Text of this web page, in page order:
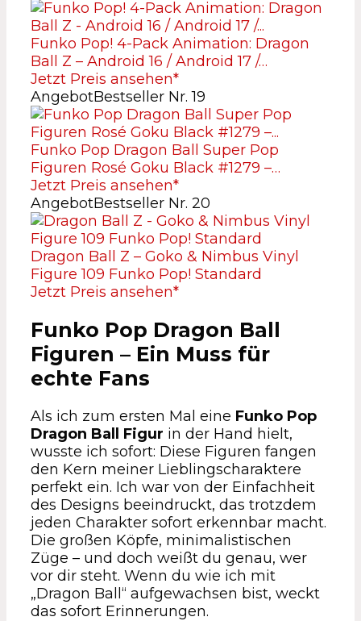
Funko Pop! 4-Pack Animation: Dragon
Ball Z – Android 16 / Android 17 /…
Jetzt Preis ansehen*
AngebotBestseller Nr. 19
Funko Pop Dragon Ball Super Pop
Figuren Rosé Goku Black #1279 –…
Jetzt Preis ansehen*
AngebotBestseller Nr. 20
Dragon Ball Z – Goko & Nimbus Vinyl
Figure 109 Funko Pop! Standard
Jetzt Preis ansehen*
Funko Pop Dragon Ball
Figuren – Ein Muss für
echte Fans
Als ich zum ersten Mal eine Funko Pop
Dragon Ball Figur in der Hand hielt,
wusste ich sofort: Diese Figuren fangen
den Kern meiner Lieblingscharaktere
perfekt ein. Ich war von der Einfachheit
des Designs beeindruckt, das trotzdem
jeden Charakter sofort erkennbar macht.
Die großen Köpfe, minimalistischen
Züge – und doch weißt du genau, wer
vor dir steht. Wenn du wie ich mit
„Dragon Ball“ aufgewachsen bist, weckt
das sofort Erinnerungen.